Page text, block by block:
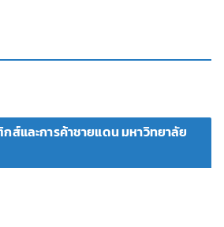
ส์และการค้าชายแดน มหาวิทยาลัย